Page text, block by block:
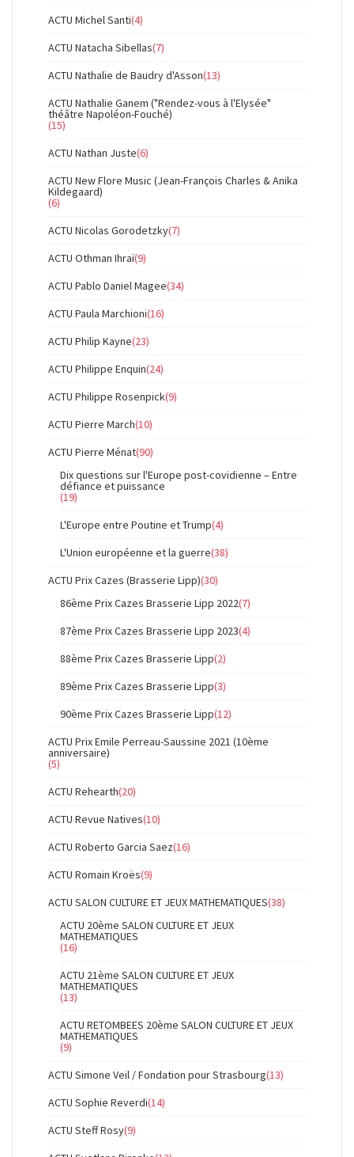
ACTU Michel Santi(4)
ACTU Natacha Sibellas(7)
ACTU Nathalie de Baudry d'Asson(13)
ACTU Nathalie Ganem ("Rendez-vous à l'Elysée"
théâtre Napoléon-Fouché)
(15)
ACTU Nathan Juste(6)
ACTU New Flore Music (Jean-François Charles & Anika
Kildegaard)
(6)
ACTU Nicolas Gorodetzky(7)
ACTU Othman Ihraï(9)
ACTU Pablo Daniel Magee(34)
ACTU Paula Marchioni(16)
ACTU Philip Kayne(23)
ACTU Philippe Enquin(24)
ACTU Philippe Rosenpick(9)
ACTU Pierre March(10)
ACTU Pierre Ménat(90)
Dix questions sur l'Europe post-covidienne – Entre
défiance et puissance
(19)
L'Europe entre Poutine et Trump(4)
L'Union européenne et la guerre(38)
ACTU Prix Cazes (Brasserie Lipp)(30)
86ème Prix Cazes Brasserie Lipp 2022(7)
87ème Prix Cazes Brasserie Lipp 2023(4)
88ème Prix Cazes Brasserie Lipp(2)
89ème Prix Cazes Brasserie Lipp(3)
90ème Prix Cazes Brasserie Lipp(12)
ACTU Prix Emile Perreau-Saussine 2021 (10ème
anniversaire)
(5)
ACTU Rehearth(20)
ACTU Revue Natives(10)
ACTU Roberto Garcia Saez(16)
ACTU Romain Kroës(9)
ACTU SALON CULTURE ET JEUX MATHEMATIQUES(38)
ACTU 20ème SALON CULTURE ET JEUX
MATHEMATIQUES
(16)
ACTU 21ème SALON CULTURE ET JEUX
MATHEMATIQUES
(13)
ACTU RETOMBEES 20ème SALON CULTURE ET JEUX
MATHEMATIQUES
(9)
ACTU Simone Veil / Fondation pour Strasbourg(13)
ACTU Sophie Reverdi(14)
ACTU Steff Rosy(9)